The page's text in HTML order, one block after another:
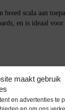
maakt gebruik
en advertenties te
breed scala aan
en is ideaal
fitting zorgt voor